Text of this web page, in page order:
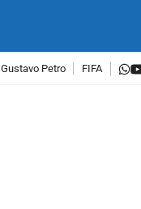
Gustavo Petro FIFA